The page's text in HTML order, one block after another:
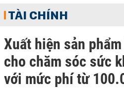
TÀI CHÍNH
Xuất hiện sản
cho chăm sóc sức
với mức phí từ